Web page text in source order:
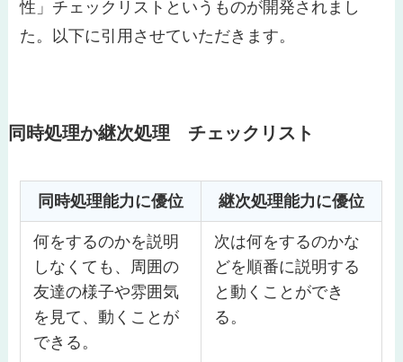
性」チェックリストというものが開発されまし
た。以下に引用させていただきます。
同時処理か継次処理 チェックリスト
同時処理能力に優位 継次処理能力に優位
何をするのかを説明
しなくても、周囲の
友達の様子や雰囲気
を見て、動くことが
できる。
次は何をするのかな
どを順番に説明する
と動くことができ
る。